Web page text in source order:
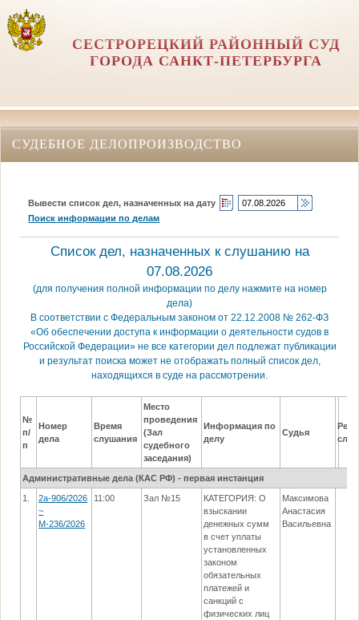
СЕСТРОРЕЦКИЙ РАЙОННЫЙ СУД
ГОРОДА САНКТ-ПЕТЕРБУРГА
СУДЕБНОЕ ДЕЛОПРОИЗВОДСТВО
Вывести список дел, назначенных на дату
Поиск информации по делам
Список дел, назначенных к слушанию на
07.08.2026
(для получения полной информации по делу нажмите на номер
дела)
В соответствии с Федеральным законом от 22.12.2008 № 262-ФЗ
«Об обеспечении доступа к информации о деятельности судов в
Российской Федерации» не все категории дел подлежат публикации
и результат поиска может не отображать полный список дел,
находящихся в суде на рассмотрении.
№
п/
п
Номер
дела
Время
слушания
Место
проведения
(Зал
судебного
заседания)
Информация по
делу
Судья
Административные дела (КАC РФ) - первая инстанция
1.
2а-906/2026
~
М-236/2026
11:00 Зал №15
КАТЕГОРИЯ: О
взыскании
денежных сумм
в счет уплаты
установленных
законом
обязательных
платежей и
санкций с
физических лиц
Максимова
Анастасия
Васильевна